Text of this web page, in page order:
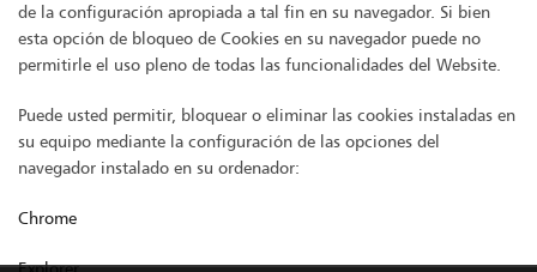
de la configuración apropiada a tal fin en su navegador. Si bien
esta opción de bloqueo de Cookies en su navegador puede no
permitirle el uso pleno de todas las funcionalidades del Website.
Puede usted permitir, bloquear o eliminar las cookies instaladas en
su equipo mediante la configuración de las opciones del
navegador instalado en su ordenador:
Chrome
Explorer